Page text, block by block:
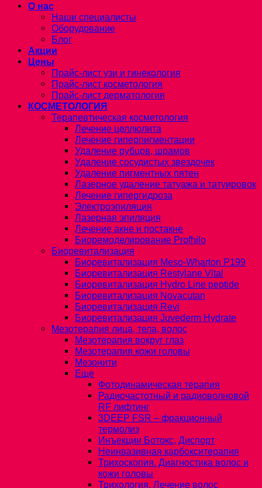
О нас
Наши специалисты
Оборудование
Блог
Акции
Цены
Прайс-лист узи и гинекология
Прайс-лист косметология
Прайс-лист дерматология
КОСМЕТОЛОГИЯ
Терапевтическая косметология
Лечение целлюлита
Лечение гиперпигментации
Удаление рубцов, шрамов
Удаление сосудистых звездочек
Удаление пигментных пятен
Лазерное удаление татуажа и татуировок
Лечение гипергидроза
Электроэпиляция
Лазерная эпиляция
Лечение акне и постакне
Биоремоделирование Profhilo
Биоревитализация
Биоревитализация Meso-Wharton P199
Биоревитализация Restylane Vital
Биоревитализация Hydro Line peptide
Биоревитализация Novacutan
Биоревитализация Revi
Биоревитализация Juvederm Hydrate
Мезотерапия лица, тела, волос
Мезотерапия вокруг глаз
Мезотерапия кожи головы
Мезонити
Еще
Фотодинамическая терапия
Радиочастотный и радиоволновой
RF лифтинг
3DEEP FSR – фракционный
термолиз
Инъекции Ботокс, Диспорт
Неинвазивная карбокситерапия
Трихоскопия. Диагностика волос и
кожи головы
Трихология. Лечение волос